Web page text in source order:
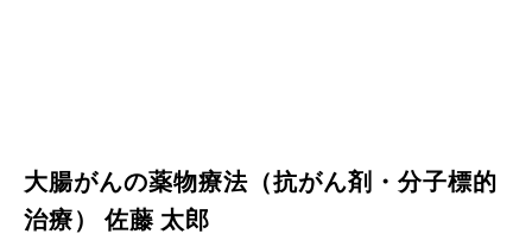
大腸がんの薬物療法（抗がん剤・分子標的
治療） 佐藤 太郎